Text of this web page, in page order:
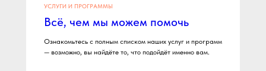
УСЛУГИ И ПРОГРАММЫ
Всё, чем мы можем помочь
Ознакомьтесь с полным списком наших услуг и программ
— возможно, вы найдёте то, что подойдёт именно вам.